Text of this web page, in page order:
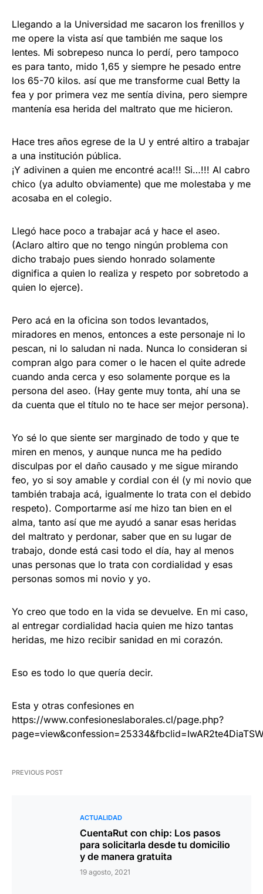
Llegando a la Universidad me sacaron los frenillos y
me opere la vista así que también me saque los
lentes. Mi sobrepeso nunca lo perdí, pero tampoco
es para tanto, mido 1,65 y siempre he pesado entre
los 65-70 kilos. así que me transforme cual Betty la
fea y por primera vez me sentía divina, pero siempre
mantenía esa herida del maltrato que me hicieron.
Hace tres años egrese de la U y entré altiro a trabajar
a una institución pública.
¡Y adivinen a quien me encontré aca!!! Si…!!! Al cabro
chico (ya adulto obviamente) que me molestaba y me
acosaba en el colegio.
Llegó hace poco a trabajar acá y hace el aseo.
(Aclaro altiro que no tengo ningún problema con
dicho trabajo pues siendo honrado solamente
dignifica a quien lo realiza y respeto por sobretodo a
quien lo ejerce).
Pero acá en la oficina son todos levantados,
miradores en menos, entonces a este personaje ni lo
pescan, ni lo saludan ni nada. Nunca lo consideran si
compran algo para comer o le hacen el quite adrede
cuando anda cerca y eso solamente porque es la
persona del aseo. (Hay gente muy tonta, ahí una se
da cuenta que el título no te hace ser mejor persona).
Yo sé lo que siente ser marginado de todo y que te
miren en menos, y aunque nunca me ha pedido
disculpas por el daño causado y me sigue mirando
feo, yo si soy amable y cordial con él (y mi novio que
también trabaja acá, igualmente lo trata con el debido
respeto). Comportarme así me hizo tan bien en el
alma, tanto así que me ayudó a sanar esas heridas
del maltrato y perdonar, saber que en su lugar de
trabajo, donde está casi todo el día, hay al menos
unas personas que lo trata con cordialidad y esas
personas somos mi novio y yo.
Yo creo que todo en la vida se devuelve. En mi caso,
al entregar cordialidad hacia quien me hizo tantas
heridas, me hizo recibir sanidad en mi corazón.
Eso es todo lo que quería decir.
Esta y otras confesiones en
https://www.confesioneslaborales.cl/page.php?
PREVIOUS POST
ACTUALIDAD
CuentaRut con chip: Los pasos
para solicitarla desde tu domicilio
y de manera gratuita
19 agosto, 2021